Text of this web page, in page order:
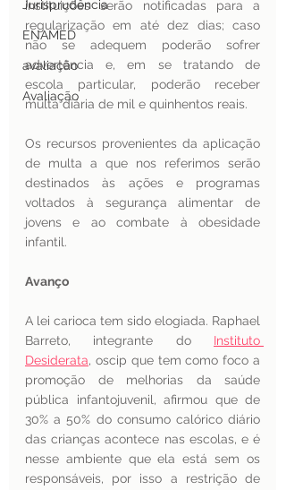
Jurisprudência
ENAMED
avaliação
Avaliação
instituições serão notificadas para a
regularização em até dez dias; caso
não se adequem poderão sofrer
advertência e, em se tratando de
escola particular, poderão receber
multa diária de mil e quinhentos reais.
Os recursos provenientes da aplicação
de multa a que nos referimos serão
destinados às ações e programas
voltados à segurança alimentar de
jovens e ao combate à obesidade
infantil.
Avanço
A lei carioca tem sido elogiada. Raphael
Barreto, integrante do Instituto
Desiderata, oscip que tem como foco a
promoção de melhorias da saúde
pública infantojuvenil, afirmou que de
30% a 50% do consumo calórico diário
das crianças acontece nas escolas, e é
nesse ambiente que ela está sem os
responsáveis, por isso a restrição de